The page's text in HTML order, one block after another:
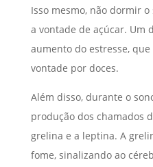
Isso mesmo, não dormir
a vontade de açúcar. Um
aumento do estresse,
vontade por doces.
Além disso, durante o
produção dos chamados
grelina e a leptina. A
fome, sinalizando ao